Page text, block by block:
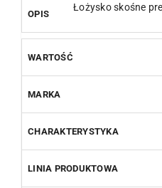
Łożysko skośne